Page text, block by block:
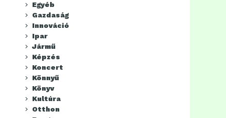
Egyéb
Gazdaság
Innováció
Ipar
Jármű
Képzés
Koncert
Könnyű
Könyv
Kultúra
Otthon